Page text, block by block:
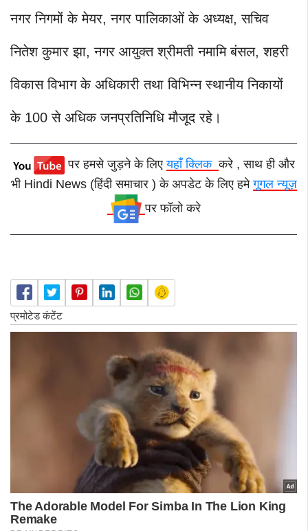
नगर निगमों के मेयर, नगर पालिकाओं के अध्यक्ष, सचिव
नितेश कुमार झा, नगर आयुक्त श्रीमती नमामि बंसल, शहरी
विकास विभाग के अधिकारी तथा विभिन्न स्थानीय निकायों
के 100 से अधिक जनप्रतिनिधि मौजूद रहे।
पर हमसे जुड़ने के लिएयहाँ क्लिककरे , साथ ही और
भी Hindi News (हिंदी समाचार ) के अपडेट के लिए हमेगूगल न्यूज़
पर फॉलो करे